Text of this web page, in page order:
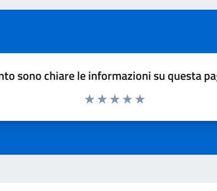
sono chiare le informazioni su questa